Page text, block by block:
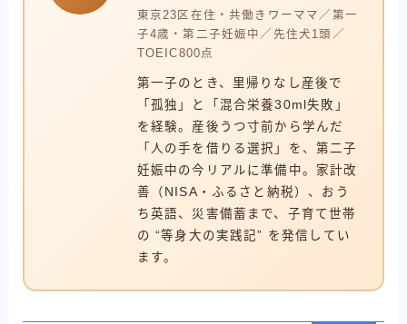
東京23区在住・共働きワーママ／第一
子4歳・第二子妊娠中／先住犬1頭／
TOEIC800点
第一子のとき、里帰りなし産後で
「孤独」と「混合栄養30ml失敗」
を経験。産後うつ寸前から学んだ
「人の手を借りる選択」を、第二子
妊娠中の今リアルに準備中。家計改
善（NISA・ふるさと納税）、おう
ち英語、災害備蓄まで、子育て世帯
の “等身大の実践記” を発信してい
ます。